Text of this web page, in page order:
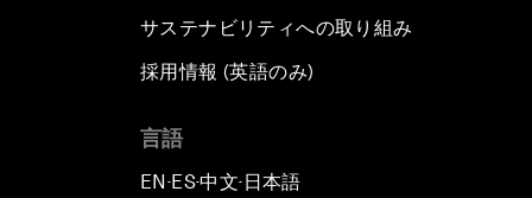
サステナビリティへの取り組み
採用情報 (英語のみ)
言語
EN ▪ES▪中文▪ 日本語